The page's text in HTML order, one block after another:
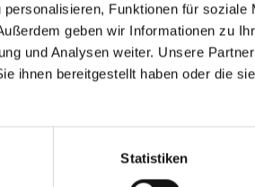
Funktionen für soziale
geben wir Informationen zu
und Analysen weiter. Unsere
ihnen bereitgestellt haben oder die
Statistiken
unserer Garn-Community
exklusiven Zugang zu
Strickmustern und